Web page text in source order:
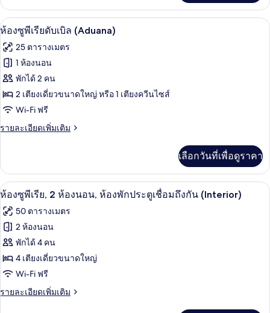
เกี่ยว
กับ
ห้อง
ดับเบิล
(Aduana)
เปิด
ภาพถ่าย
ทั้งหมด
ของ
ห้อง
ซู
พี
บเบิล
(Aduana)
เครื่องนอนป้องกันสารก่อภูมิแพ้, ผ้านว
5
ห้องซูพีเรียดับเบิล (Aduana)
25 ตารางเมตร
1 ห้องนอน
พักได้ 2 คน
2 เตียงเดี่ยวขนาดใหญ่ หรือ 1 เตียงควีนไซส์
Wi-Fi ฟรี
รายละเอียดเพิ่มเติม
ราย
เกี่ยว
กับ
ห้อง
พี
เรียดั
(Aduana)
เลือกวันที่เพื่อดูราคา
เปิด
ภาพถ่าย
ทั้งหมด
ของ
ห้อง
ซู
พี
ห้องซูพีเรีย, 2 ห้องนอน, ห้องพักประตู
4
ห้องซูพีเรีย, 2 ห้องนอน, ห้องพักประตูเชื่อมถึงกัน (Interior)
50 ตารางเมตร
2 ห้องนอน
พักได้ 4 คน
4 เตียงเดี่ยวขนาดใหญ่
Wi-Fi ฟรี
รายละเอียดเพิ่มเติม
ราย